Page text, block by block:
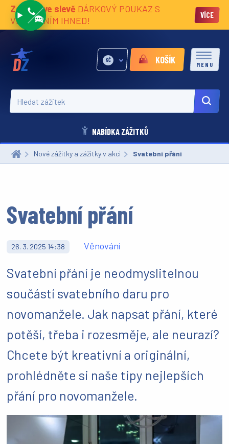
Zážitky ve slevě DÁRKOVÝ POUKAZ S
VĚNOVÁNÍM IHNED!
VÍCE
KČ KOŠÍK MENU
Hledat zážitek
NABÍDKA ZÁŽITKŮ
Nové zážitky a zážitky v akci Aktuální:
Svatební přání
Svatební přání
26. 3. 2025 14:38 Věnování
Svatební přání je neodmyslitelnou
součástí svatebního daru pro
novomanžele. Jak napsat přání, které
potěší, třeba i rozesměje, ale neurazí?
Chcete být kreativní a originální,
prohlédněte si naše tipy nejlepších
přání pro novomanžele.